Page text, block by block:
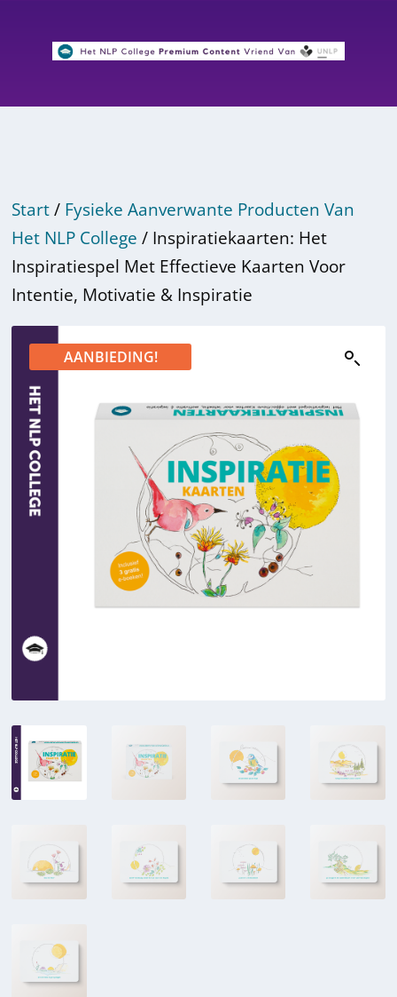
Start/ Fysieke Aanverwante Producten Van
Het NLP College / Inspiratiekaarten: Het
Inspiratiespel Met Effectieve Kaarten Voor
Intentie, Motivatie & Inspiratie
AANBIEDING!